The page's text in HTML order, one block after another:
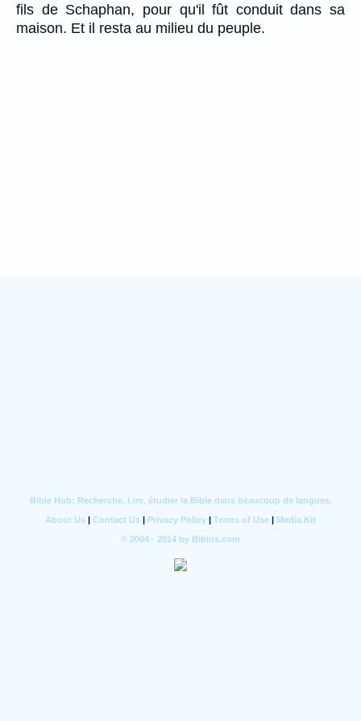
fils de Schaphan, pour qu'il fût conduit dans sa
maison. Et il resta au milieu du peuple.